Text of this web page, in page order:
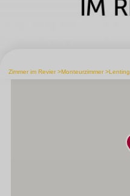
Zimmer im Revier Monteurzimmer Lenting